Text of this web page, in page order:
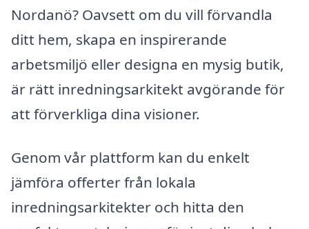
Nordanö? Oavsett om du vill förvandla
ditt hem, skapa en inspirerande
arbetsmiljö eller designa en mysig butik,
är rätt inredningsarkitekt avgörande för
att förverkliga dina visioner.
Genom vår plattform kan du enkelt
jämföra offerter från lokala
inredningsarkitekter och hitta den